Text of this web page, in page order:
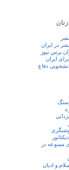
در ایران
پرس نيوز
ایران
دفاع
ممنوعه در
و ادیان